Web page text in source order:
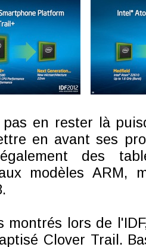
en rester là
en avant ses
des
modèles ARM,
montrés lors de
Clover Trail.